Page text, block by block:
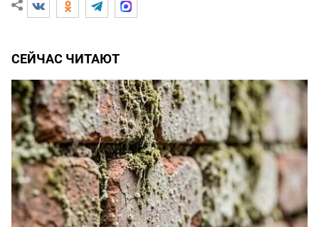
СЕЙЧАС ЧИТАЮТ